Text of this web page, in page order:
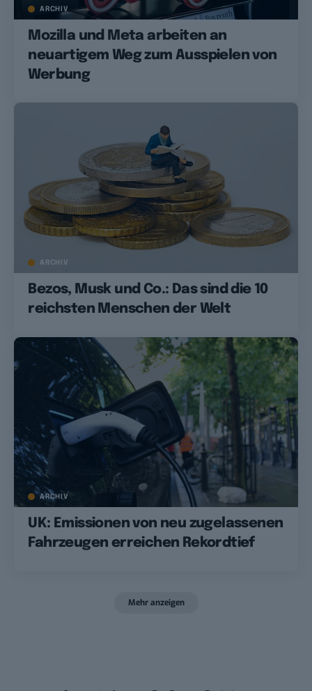
ARCHIV
Mozilla und Meta arbeiten an
neuartigem Weg zum Ausspielen von
Werbung
ARCHIV
Bezos, Musk und Co.: Das sind die 10
reichsten Menschen der Welt
ARCHIV
UK: Emissionen von neu zugelassenen
Fahrzeugen erreichen Rekordtief
Mehr anzeigen